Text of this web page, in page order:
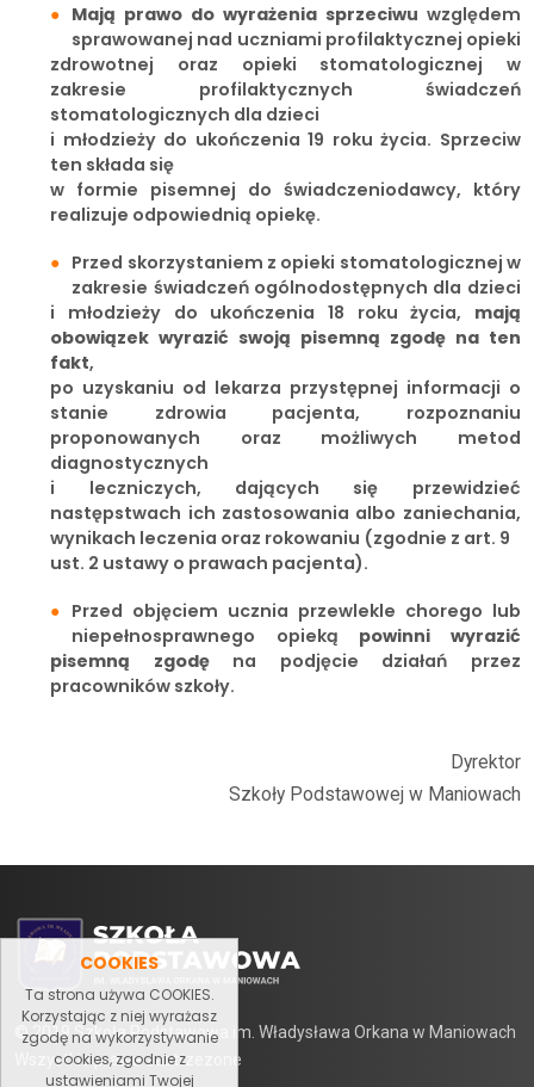
COOKIES
Ta strona używa COOKIES.
Korzystając z niej wyrażasz
zgodę na wykorzystywanie
cookies, zgodnie z
ustawieniami Twojej
Mają prawo do wyrażenia sprzeciwu względem
sprawowanej nad uczniami profilaktycznej opieki
zdrowotnej oraz opieki stomatologicznej w
zakresie profilaktycznych świadczeń
stomatologicznych dla dzieci
i młodzieży do ukończenia 19 roku życia. Sprzeciw
ten składa się
w formie pisemnej do świadczeniodawcy, który
realizuje odpowiednią opiekę.
Przed skorzystaniem z opieki stomatologicznej w
zakresie świadczeń ogólnodostępnych dla dzieci
i młodzieży do ukończenia 18 roku życia, mają
obowiązek wyrazić swoją pisemną zgodę na ten
fakt,
po uzyskaniu od lekarza przystępnej informacji o
stanie zdrowia pacjenta, rozpoznaniu
proponowanych oraz możliwych metod
diagnostycznych
i leczniczych, dających się przewidzieć
następstwach ich zastosowania albo zaniechania,
wynikach leczenia oraz rokowaniu (zgodnie z art. 9
ust. 2 ustawy o prawach pacjenta).
Przed objęciem ucznia przewlekle chorego lub
niepełnosprawnego opieką powinni wyrazić
pisemną zgodę na podjęcie działań przez
pracowników szkoły.
Dyrektor
Szkoły Podstawowej w Maniowach
© 2019 Szkoła Podstawowa im. Władysława Orkana w Maniowach
Wszystkie prawa zastrzezone